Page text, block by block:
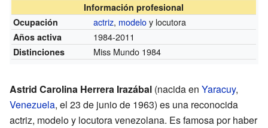
Información profesional
Ocupación
actriz, modeloy locutora
Años activa 1984-2011
Distinciones Miss Mundo 1984
Astrid Carolina Herrera Irazábal (nacida en Yaracuy,
Venezuela, el 23 de junio de 1963) es una reconocida
actriz, modelo y locutora venezolana. Es famosa por haber